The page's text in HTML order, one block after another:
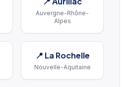
Auvergne-Rhône-
Alpes
📍 La Rochelle
Nouvelle-Aquitaine